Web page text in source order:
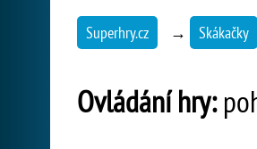
Superhry.cz → Skákačky
Ovládání hry: